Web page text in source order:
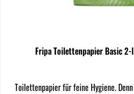
Fripa Toilettenpapier Basic
Toilettenpapier für feine Hygiene.